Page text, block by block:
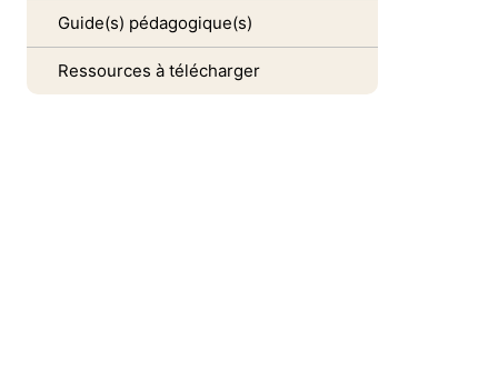
Guide(s) pédagogique(s)
Ressources à télécharger